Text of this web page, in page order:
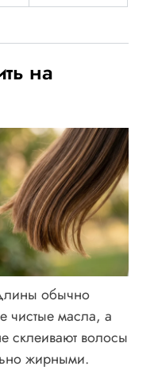
на
обычно
чистые масла, а
склеивают волосы
жирными.